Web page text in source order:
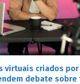
virtuais criados por
debate sobre